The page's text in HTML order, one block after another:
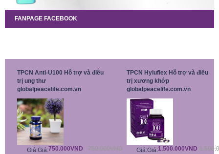
FANPAGE FACEBOOK
TPCN Anti-U100 Hỗ trợ và điều
trị ung thư
globalpeacelife.com.vn
Giá:Giá:750.000VND 750.000VND
TPCN Hyluflex Hỗ trợ và điều
trị xương khớp
globalpeacelife.com.vn
Giá:Giá:1.500.000VND